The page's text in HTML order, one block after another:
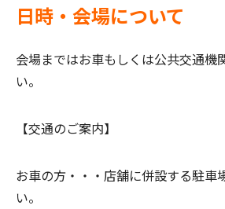
日時・会場について
会場まではお車もしくは公共交通機
い。
【交通のご案内】
お車の方・・・ 店舗に併設する駐車
い。